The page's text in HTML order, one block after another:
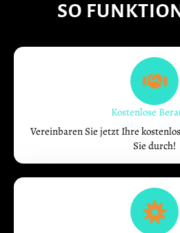
SO
Kostenlose
Vereinbaren Sie jetzt Ihre
Sie durch!